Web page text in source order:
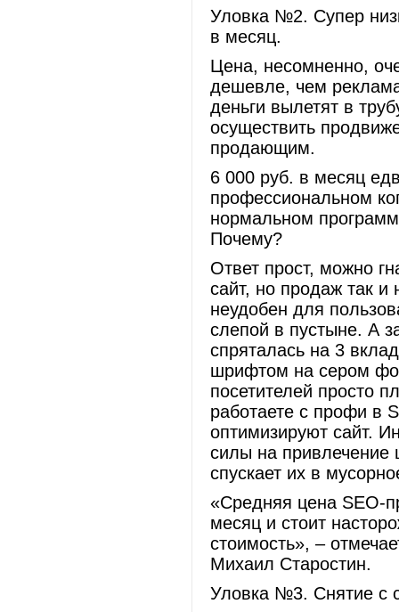
Уловка №2. Супер
в месяц.
Цена, несомненно,
дешевле, чем
деньги вылетят в
осуществить
продающим.
6 000 руб. в месяц
профессиональном
нормальном
Почему?
Ответ прост, можно
сайт, но продаж так и
неудобен для
слепой в пустыне. А
спряталась на 3
шрифтом на сером
посетителей просто
работаете с профи в
оптимизируют сайт.
силы на привлечение
спускает их в
«Средняя цена SEO-
месяц и стоит
стоимость», –
Михаил Старостин.
Уловка №3. Снятие с